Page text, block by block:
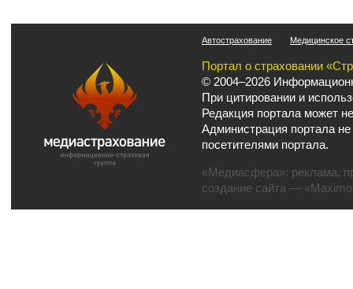
Автострахование Медицинское
Портал о страховании
© 2004–2026
При цитировании и
Редакция портала может
Администрация портала
посетителями портала.
«Медиасфера»: реклама,
создание сайта —